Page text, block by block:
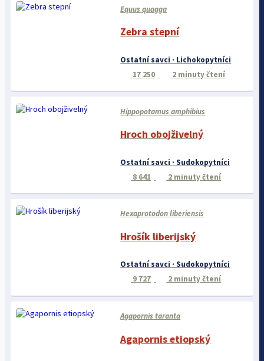
Equus quagga
Zebra stepní
Ostatní savci · Lichokopytníci
17 250
2 minuty čtení
Hippopotamus amphibius
Hroch obojživelný
Ostatní savci · Sudokopytníci
8 641
2 minuty čtení
Hexaprotodon liberiensis
Hrošík liberijský
Ostatní savci · Sudokopytníci
9 727
2 minuty čtení
Agapornis taranta
Agapornis etiopský